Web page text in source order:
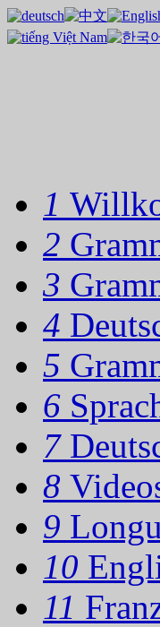
1
2
3
4
5
6
7
8
9
10
11